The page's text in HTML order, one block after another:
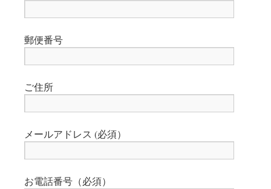
郵便番号
ご住所
メールアドレス (必須）
お電話番号（必須）